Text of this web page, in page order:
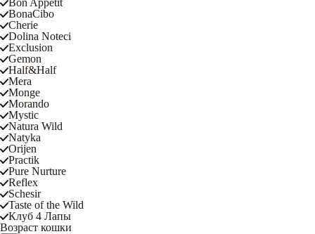
BonaCibo
Cherie
Dolina Noteci
Exclusion
Gemon
Half&Half
Mera
Monge
Morando
Mystic
Natura Wild
Natyka
Orijen
Practik
Pure Nurture
Reflex
Schesir
Taste of the Wild
Клуб 4 Лапы
Возраст кошки